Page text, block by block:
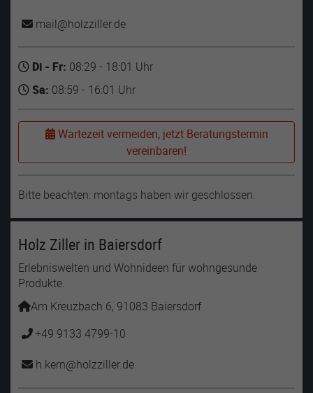
mail holzziller de
Di - Fr: 08:29 - 18:01 Uhr
Sa: 08:59 - 16:01 Uhr
Wartezeit vermeiden, jetzt Beratungstermin
vereinbaren!
Bitte beachten: montags haben wir geschlossen.
Holz Ziller in Baiersdorf
Erlebniswelten und Wohnideen für wohngesunde
Produkte.
Am Kreuzbach 6, 91083 Baiersdorf
+49 9133 4799-10
h.kern holzziller de